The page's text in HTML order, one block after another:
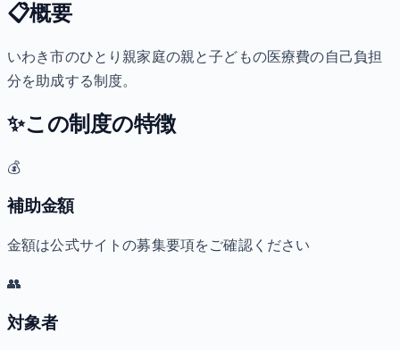
📋概要
いわき市のひとり親家庭の親と子どもの医療費の自己負担
分を助成する制度。
✨この制度の特徴
💰
補助金額
金額は公式サイトの募集要項をご確認ください
👥
対象者